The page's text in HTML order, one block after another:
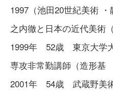
1997（池田20世紀美術
之内徹と日本の近代美術
1999年 52歳 東京大学
専攻非常勤講師（造形基
2001年 54歳 武蔵野美